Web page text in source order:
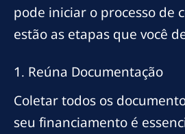
pode iniciar o processo de
estão as etapas que você
1. Reúna Documentação
Coletar todos os
seu financiamento é